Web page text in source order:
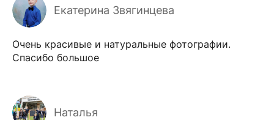
Екатерина Звягинцева
Очень красивые и натуральные фотографии.
Спасибо большое
Наталья